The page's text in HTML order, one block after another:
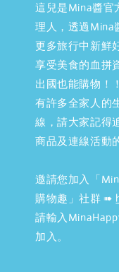
這兒是Mina醬官
理人，透過Mina
更多旅行中新鮮
享受美食的血拼
出國也能購物！
有許多全家人的
線，請大家記得
商品及連線活動
邀請您加入「
購物趣」社群 ➠
請輸入
加入。